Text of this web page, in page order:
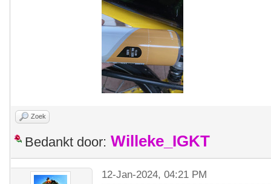
Zoek
Bedankt door: Willeke_IGKT
12-Jan-2024, 04:21 PM